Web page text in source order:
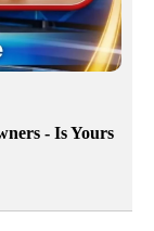
- Is Yours